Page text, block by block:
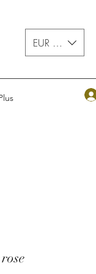
EUR (€)